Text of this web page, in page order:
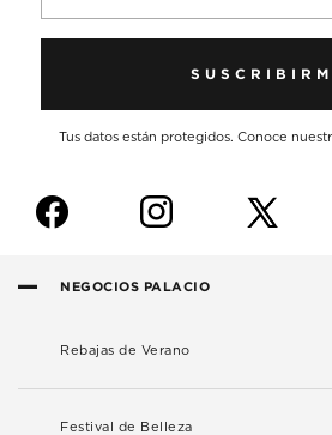
Tus datos están protegidos. Conoce
f i
NEGOCIOS PALACIO
Rebajas de Verano
Festival de Belleza